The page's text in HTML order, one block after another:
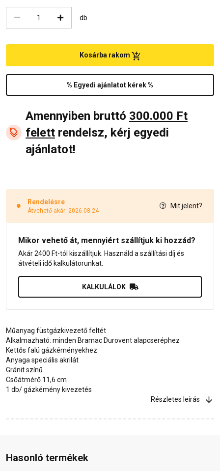
db
% Egyedi ajánlatot kérek %
Kosárba rakom
Amennyiben bruttó 300.000 Ft
felett rendelsz, kérj egyedi
ajánlatot!
Rendelésre
Átvehető akár: 2026-08-24
Mit jelent?
Mikor vehető át, mennyiért szállítjuk ki hozzád?
Akár 2400 Ft-tól kiszállítjuk. Használd a szállítási díj és
átvételi idő kalkulátorunkat.
KALKULÁLOK
Műanyag füstgázkivezető feltét
Alkalmazható: minden Bramac Durovent alapcseréphez
Kettős falú gázkéményekhez
Anyaga speciális akrilát
Gránit színű
Csőátmérő 11,6 cm
1 db/ gázkémény kivezetés
Részletes leírás
Hasonló termékek